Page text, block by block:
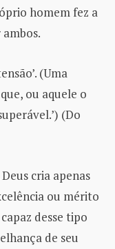
homem fez a
(Uma
ou aquele o
(Do
cria apenas
ou mérito
desse tipo
de seu